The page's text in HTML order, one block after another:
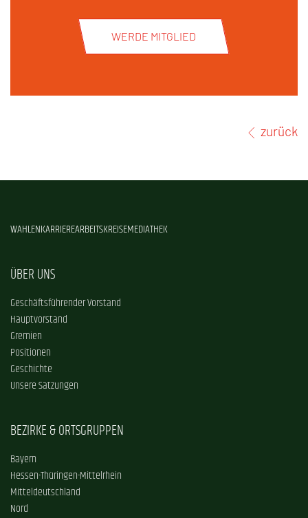
WERDE MITGLIED
zurück
WAHLENKARRIEREARBEITSKREISEMEDIATHEK
ÜBER UNS
Geschäftsführender Vorstand
Hauptvorstand
Gremien
Positionen
Geschichte
Unsere Satzungen
BEZIRKE & ORTSGRUPPEN
Bayern
Hessen-Thüringen-Mittelrhein
Mitteldeutschland
Nord